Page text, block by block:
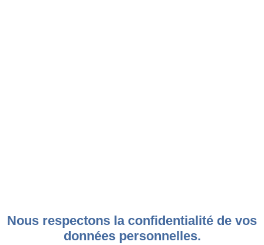
Nous respectons la confidentialité de vos
données personnelles.